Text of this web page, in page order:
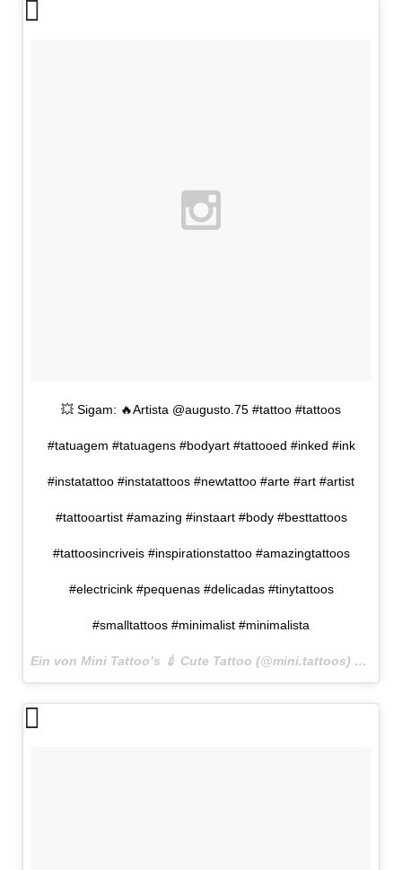
💥 Sigam: 🔥Artista @augusto.75 #tattoo #tattoos
#tatuagem #tatuagens #bodyart #tattooed #inked #ink
#instatattoo #instatattoos #newtattoo #arte #art #artist
#tattooartist #amazing #instaart #body #besttattoos
#tattoosincriveis #inspirationstattoo #amazingtattoos
#electricink #pequenas #delicadas #tinytattoos
#smalltattoos #minimalist #minimalista
Ein von Mini Tattoo’s 💉 Cute Tattoo (@mini.tattoos) gepostetes Foto am